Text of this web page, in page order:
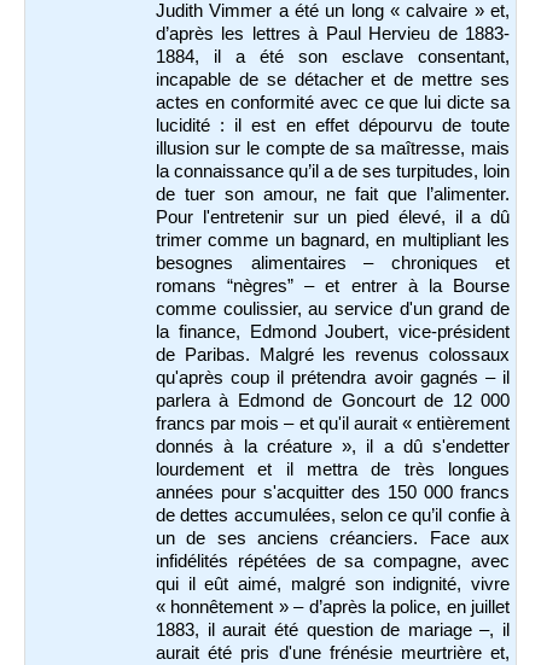
Judith Vimmer a été un long « calvaire » et,
d’après les lettres à Paul Hervieu de 1883-
1884, il a été son esclave consentant,
incapable de se détacher et de mettre ses
actes en conformité avec ce que lui dicte sa
lucidité : il est en effet dépourvu de toute
illusion sur le compte de sa maîtresse, mais
la connaissance qu’il a de ses turpitudes, loin
de tuer son amour, ne fait que l’alimenter.
Pour l'entretenir sur un pied élevé, il a dû
trimer comme un bagnard, en multipliant les
besognes alimentaires – chroniques et
romans “nègres” – et entrer à la Bourse
comme coulissier, au service d'un grand de
la finance, Edmond Joubert, vice-président
de Paribas. Malgré les revenus colossaux
qu'après coup il prétendra avoir gagnés – il
parlera à Edmond de Goncourt de 12 000
francs par mois – et qu'il aurait « entièrement
donnés à la créature », il a dû s'endetter
lourdement et il mettra de très longues
années pour s'acquitter des 150 000 francs
de dettes accumulées, selon ce qu’il confie à
un de ses anciens créanciers. Face aux
infidélités répétées de sa compagne, avec
qui il eût aimé, malgré son indignité, vivre
« honnêtement » – d’après la police, en juillet
1883, il aurait été question de mariage –, il
aurait été pris d'une frénésie meurtrière et,